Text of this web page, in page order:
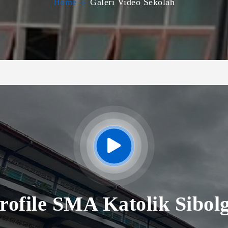
Home Galeri Video Sekolah
SMA Katolik